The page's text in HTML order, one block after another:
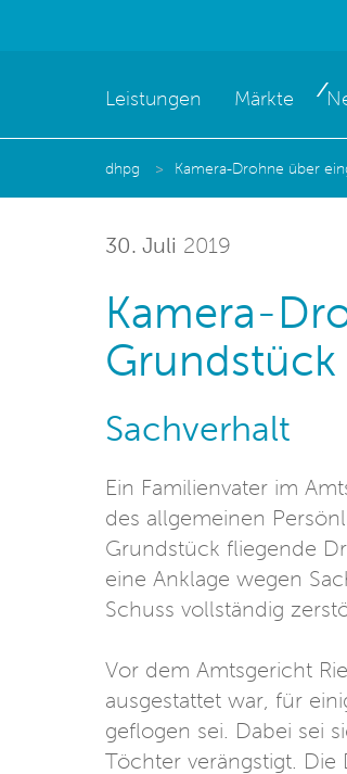
Leistungen Märkte
dhpg Kamera-Drohne über
30. Juli 2019
Kamera-
Sachverhalt
Ein Familienvater im
des allgemeinen
Grundstück fliegende
eine Anklage wegen
Schuss vollständig
Vor dem Amtsgericht
ausgestattet war, für
geflogen sei. Dabei sei
Töchter verängstigt.